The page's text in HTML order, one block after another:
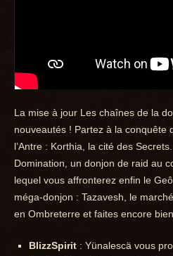
La mise à jour Les chaînes de la
nouveautés ! Partez à la conquête
l’Antre : Korthia, la cité des
Domination, un donjon de raid au
lequel vous affronterez enfin le
méga-donjon : Tazavesh, le
en Ombreterre et faites encore
BlizzSpirit : Yünalescä vous